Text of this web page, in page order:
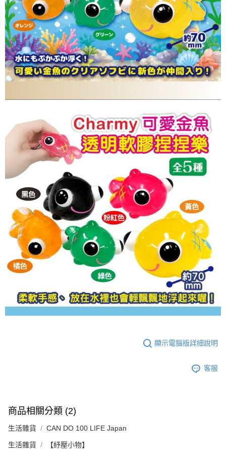
時審查核予不同之上限額度；若仍有額度不足之情形，本公司將視審查結果
請求用戶進行身份認證。
５．嚴禁一人註冊多個帳號或使用他人資訊註冊。若發現惡意使用之情形，
恩沛科技股份有限公司將有權停止該用戶之使用額度並採取法律行動。
顯示電腦版詳細說明
客服
商品相關分類 (2)
生活雜貨 CAN DO 100 LIFE Japan
生活雜貨 【紓壓小物】